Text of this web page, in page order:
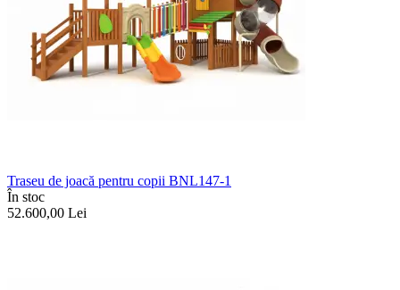
Traseu de joacă pentru copii BNL147-1
În stoc
52.600,00 Lei